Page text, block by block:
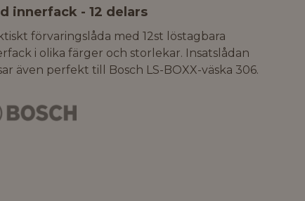
innerfack - 12 delars
förvaringslåda med 12st löstagbara
i olika färger och storlekar. Insatslådan
även perfekt till Bosch LS-BOXX-väska 306.